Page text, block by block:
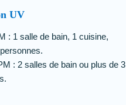
UV
: 1 salle de bain, 1 cuisine,
: 2 salles de bain ou plus de 3